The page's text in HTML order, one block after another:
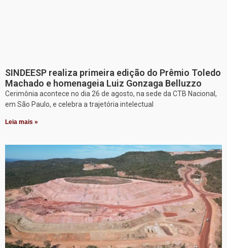
SINDEESP realiza primeira edição do Prêmio Toledo
Machado e homenageia Luiz Gonzaga Belluzzo
Cerimônia acontece no dia 26 de agosto, na sede da CTB Nacional,
em São Paulo, e celebra a trajetória intelectual
Leia mais »